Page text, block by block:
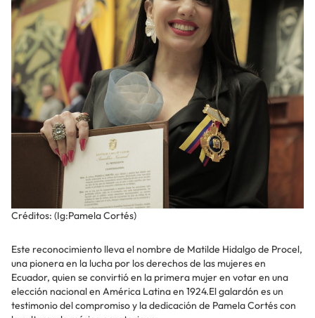
Créditos: (Ig:Pamela Cortés)
Este reconocimiento lleva el nombre de Matilde Hidalgo de Procel,
una pionera en la lucha por los derechos de las mujeres en
Ecuador, quien se convirtió en la primera mujer en votar en una
elección nacional en América Latina en 1924.El galardón es un
testimonio del compromiso y la dedicación de Pamela Cortés con